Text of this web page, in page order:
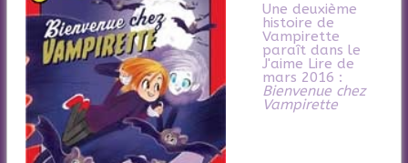
Une deuxième
histoire de
Vampirette
paraît dans le
J'aime Lire de
mars 2016 :
Bienvenue chez
Vampirette